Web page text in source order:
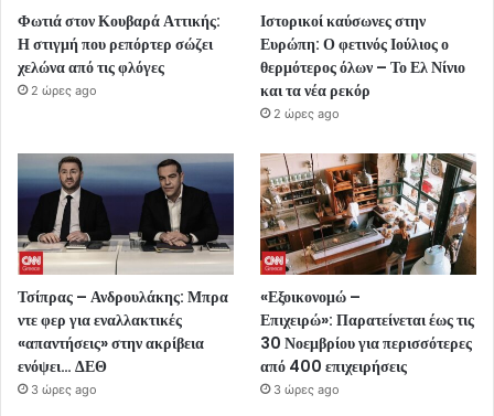
Φωτιά στον Κουβαρά Αττικής:
Η στιγμή που ρεπόρτερ σώζει
χελώνα από τις φλόγες
2 ώρες ago
Ιστορικοί καύσωνες στην
Ευρώπη: Ο φετινός Ιούλιος ο
θερμότερος όλων – Το Ελ Νίνιο
και τα νέα ρεκόρ
2 ώρες ago
Τσίπρας – Ανδρουλάκης: Μπρα
ντε φερ για εναλλακτικές
«απαντήσεις» στην ακρίβεια
ενόψει… ΔΕΘ
3 ώρες ago
«Εξοικονομώ –
Επιχειρώ»: Παρατείνεται έως τις
30 Νοεμβρίου για περισσότερες
από 400 επιχειρήσεις
3 ώρες ago